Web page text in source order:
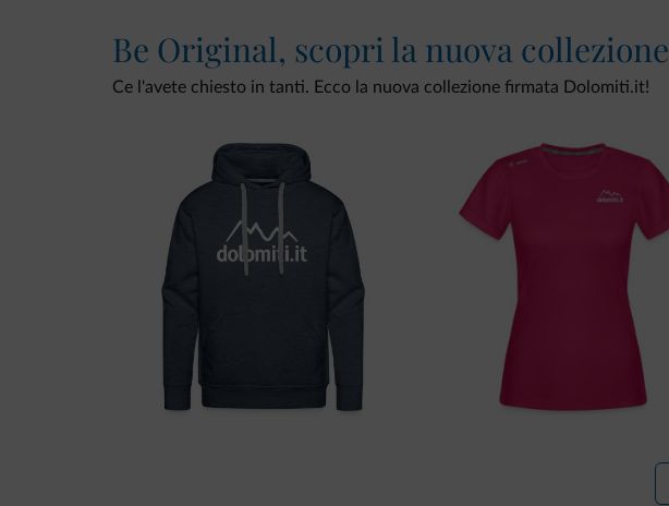
Be Original, scopri la nuova collezione
Ce l'avete chiesto in tanti. Ecco la nuova collezione firmata Dolomiti.it!